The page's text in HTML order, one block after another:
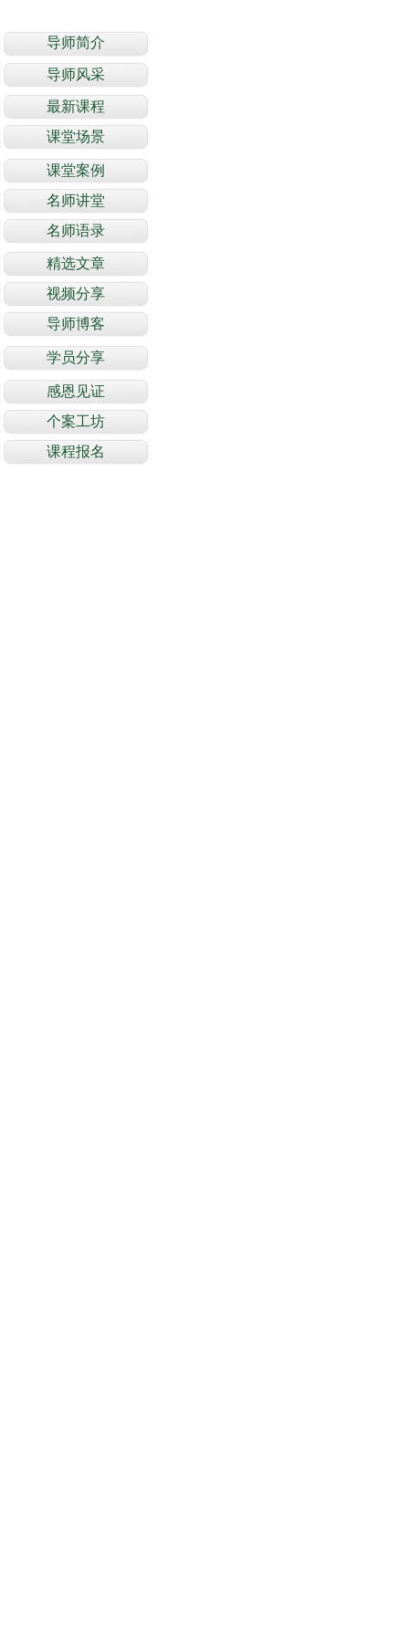
导师简介
导师风采
最新课程
课堂场景
课堂案例
名师讲堂
名师语录
精选文章
视频分享
导师博客
学员分享
感恩见证
个案工坊
课程报名